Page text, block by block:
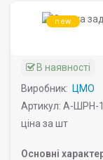
new
В наявності
Виробник: ЦМО
Артикул: А-ШРН-
ціна за шт
Основні